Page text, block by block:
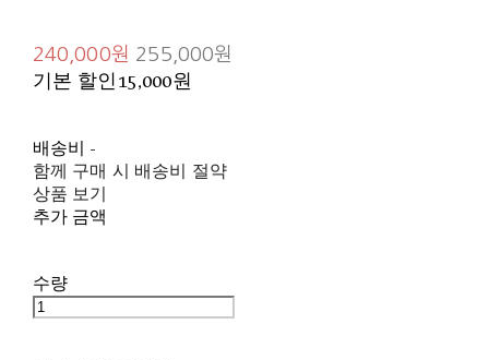
240,000원 255,000원
기본 할인 15,000원
배송비 -
함께 구매 시 배송비 절약
상품 보기
추가 금액
수량